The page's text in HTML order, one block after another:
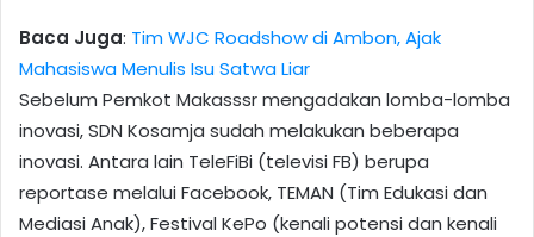
Baca Juga: Tim WJC Roadshow di Ambon, Ajak
Mahasiswa Menulis Isu Satwa Liar
Sebelum Pemkot Makasssr mengadakan lomba-lomba
inovasi, SDN Kosamja sudah melakukan beberapa
inovasi. Antara lain TeleFiBi (televisi FB) berupa
reportase melalui Facebook, TEMAN (Tim Edukasi dan
Mediasi Anak), Festival KePo (kenali potensi dan kenali